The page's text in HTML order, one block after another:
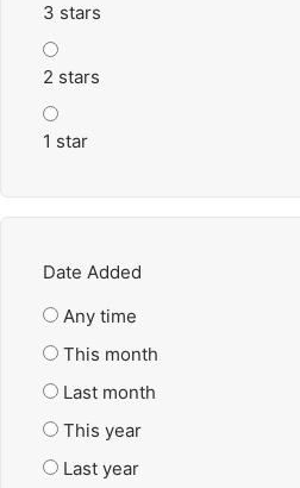
3 stars
2 stars
1 star
Date Added
Any time
This month
Last month
This year
Last year